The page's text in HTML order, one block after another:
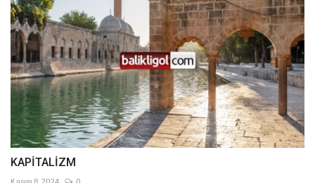
KAPİTALİZM